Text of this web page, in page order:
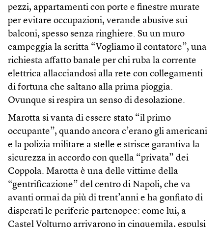
pezzi, appartamenti con porte e finestre murate
per evitare occupazioni, verande abusive sui
balconi, spesso senza ringhiere. Su un muro
campeggia la scritta “Vogliamo il contatore”, una
richiesta affatto banale per chi ruba la corrente
elettrica allacciandosi alla rete con collegamenti
di fortuna che saltano alla prima pioggia.
Ovunque si respira un senso di desolazione.
Marotta si vanta di essere stato “il primo
occupante”, quando ancora c’erano gli americani
e la polizia militare a stelle e strisce garantiva la
sicurezza in accordo con quella “privata” dei
Coppola. Marotta è una delle vittime della
“gentrificazione” del centro di Napoli, che va
avanti ormai da più di trent’anni e ha gonfiato di
disperati le periferie partenopee: come lui, a
Castel Volturno arrivarono in cinquemila, espulsi